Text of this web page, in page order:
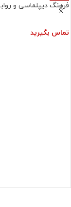
فرهنگ دیپلماسی و
تماس بگیرید